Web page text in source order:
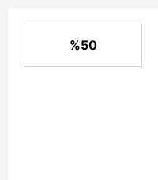
%50